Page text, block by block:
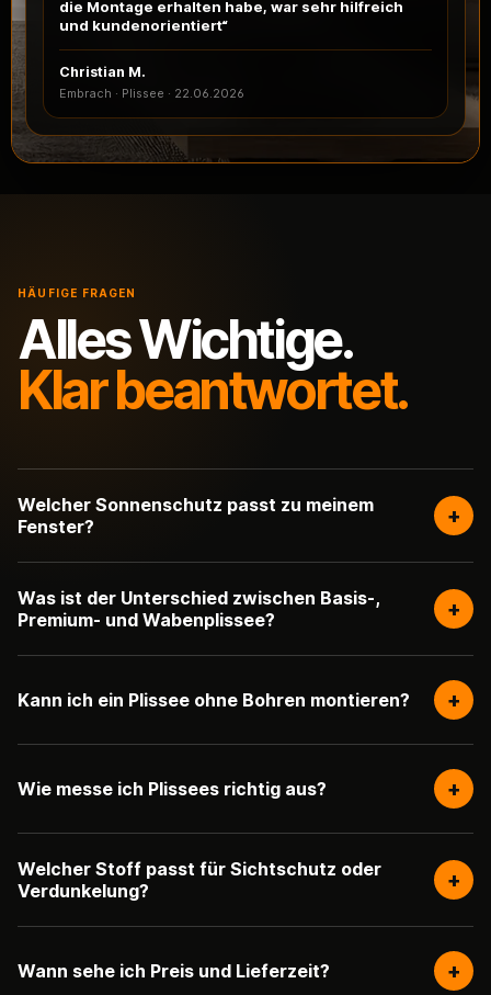
die Montage erhalten habe, war sehr hilfreich
und kundenorientiert“
Christian M.
Embrach · Plissee · 22.06.2026
HÄUFIGE FRAGEN
Alles Wichtige.
Klar beantwortet.
Welcher Sonnenschutz passt zu meinem
Fenster?
+
Was ist der Unterschied zwischen Basis-,
Premium- und Wabenplissee?
+
Kann ich ein Plissee ohne Bohren montieren? +
Wie messe ich Plissees richtig aus? +
Welcher Stoff passt für Sichtschutz oder
Verdunkelung?
+
Wann sehe ich Preis und Lieferzeit? +